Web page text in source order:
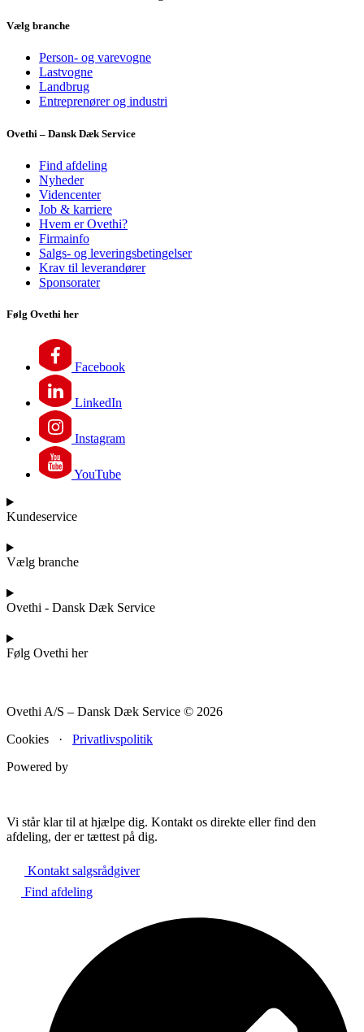
Vælg branche
Person- og varevogne
Lastvogne
Landbrug
Entreprenører og industri
Ovethi – Dansk Dæk Service
Find afdeling
Nyheder
Videncenter
Job & karriere
Hvem er Ovethi?
Firmainfo
Salgs- og leveringsbetingelser
Krav til leverandører
Sponsorater
Følg Ovethi her
Facebook
LinkedIn
Instagram
YouTube
Kundeservice
Vælg branche
Ovethi - Dansk Dæk Service
Følg Ovethi her
Ovethi A/S – Dansk Dæk Service © 2026
Cookies · Privatlivspolitik
Powered by
Vi står klar til at hjælpe dig. Kontakt os direkte eller find den
afdeling, der er tættest på dig.
Kontakt salgsrådgiver
Find afdeling